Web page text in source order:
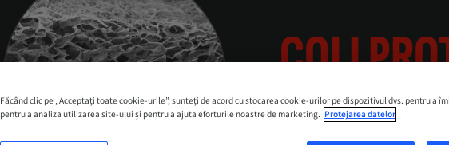
Excelență
Făcând clic pe „Acceptați toate cookie-urile”, sunteți de acord cu stocarea cookie-urilor pe dispozitivul dvs. pentru a
pentru a analiza utilizarea site-ului și pentru a ajuta eforturile noastre de marketing. Protejarea datelor